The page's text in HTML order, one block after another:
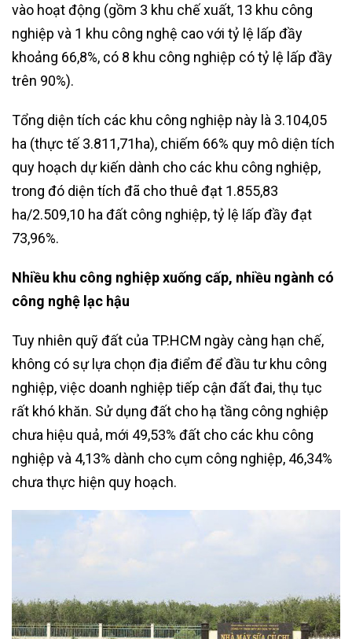
vào hoạt động (gồm 3 khu chế xuất, 13 khu công
nghiệp và 1 khu công nghệ cao với tỷ lệ lấp đầy
khoảng 66,8%, có 8 khu công nghiệp có tỷ lệ lấp đầy
trên 90%).
Tổng diện tích các khu công nghiệp này là 3.104,05
ha (thực tế 3.811,71ha), chiếm 66% quy mô diện tích
quy hoạch dự kiến dành cho các khu công nghiệp,
trong đó diện tích đã cho thuê đạt 1.855,83
ha/2.509,10 ha đất công nghiệp, tỷ lệ lấp đầy đạt
73,96%.
Nhiều khu công nghiệp xuống cấp, nhiều ngành có
công nghệ lạc hậu
Tuy nhiên quỹ đất của TP.HCM ngày càng hạn chế,
không có sự lựa chọn địa điểm để đầu tư khu công
nghiệp, việc doanh nghiệp tiếp cận đất đai, thụ tục
rất khó khăn. Sử dụng đất cho hạ tầng công nghiệp
chưa hiệu quả, mới 49,53% đất cho các khu công
nghiệp và 4,13% dành cho cụm công nghiệp, 46,34%
chưa thực hiện quy hoạch.